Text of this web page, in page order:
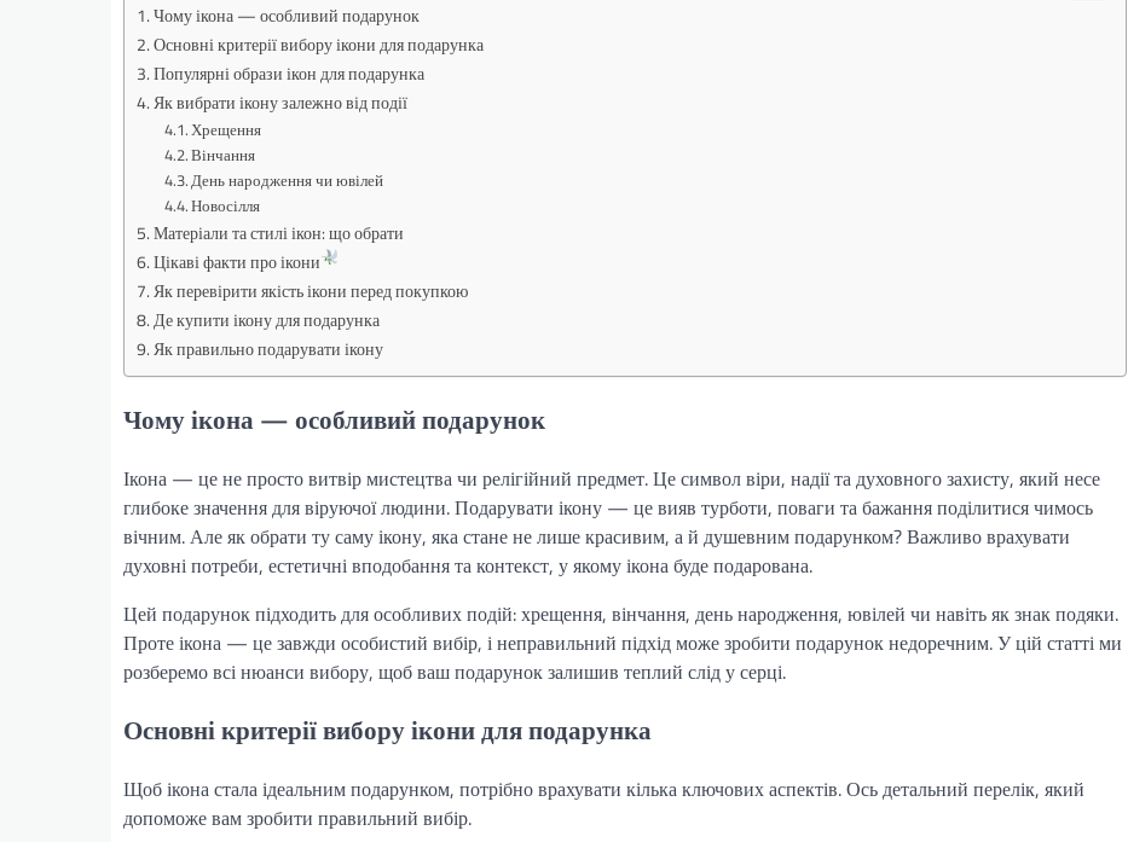
Чому ікона — особливий подарунок
Основні критерії вибору ікони для подарунка
Популярні образи ікон для подарунка
Як вибрати ікону залежно від події
Хрещення
Вінчання
День народження чи ювілей
Новосілля
Матеріали та стилі ікон: що обрати
Цікаві факти про ікони
Як перевірити якість ікони перед покупкою
Де купити ікону для подарунка
Як правильно подарувати ікону
Чому ікона — особливий подарунок
Ікона — це не просто витвір мистецтва чи релігійний предмет. Це символ віри, надії та духовного захисту, який несе
глибоке значення для віруючої людини. Подарувати ікону — це вияв турботи, поваги та бажання поділитися чимось
вічним. Але як обрати ту саму ікону, яка стане не лише красивим, а й душевним подарунком? Важливо врахувати
духовні потреби, естетичні вподобання та контекст, у якому ікона буде подарована.
Цей подарунок підходить для особливих подій: хрещення, вінчання, день народження, ювілей чи навіть як знак подяки.
Проте ікона — це завжди особистий вибір, і неправильний підхід може зробити подарунок недоречним. У цій статті ми
розберемо всі нюанси вибору, щоб ваш подарунок залишив теплий слід у серці.
Основні критерії вибору ікони для подарунка
Щоб ікона стала ідеальним подарунком, потрібно врахувати кілька ключових аспектів. Ось детальний перелік, який
допоможе вам зробити правильний вибір.